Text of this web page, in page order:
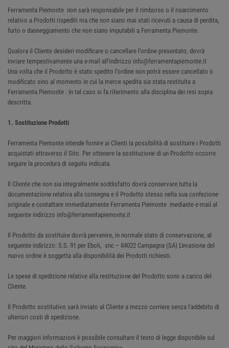
Ferramenta Piemonte non sarà responsabile per il rimborso o il risarcimento
relativo a Prodotti rispediti ma che non siano mai stati ricevuti a causa di perdita,
furto o danneggiamento che non siano imputabili a Ferramenta Piemonte.
Qualora il Cliente desideri modificare o cancellare l'ordine presentato, dovrà
inviare tempestivamente una e-mail all'indirizzo info@ferramentapiemonte.it
Una volta che il Prodotto è stato spedito l'ordine non potrà essere cancellato o
modificato sino al momento in cui la merce spedita sia stata restituita a
Ferramenta Piemonte . In tal caso si fa riferimento alla disciplina dei resi sopra
descritta.
1. Sostituzione Prodotti
Ferramenta Piemonte intende fornire ai Clienti la possibilità di sostituire i Prodotti
acquistati attraverso il Sito. Per ottenere la sostituzione di un Prodotto occorre
seguire la procedura di seguito indicata.
Il Cliente che non sia integralmente soddisfatto dovrà conservare tutta la
documentazione relativa alla consegna e il Prodotto stesso nella sua confezione
originale e contattare immediatamente Ferramenta Piemonte mediante e-mail al
seguente indirizzo info@ferramentapiemonte.it
Il Prodotto da sostituire dovrà pervenire, in normale stato di conservazione, al
seguente indirizzo: S.S. 91 per Eboli, snc – 84022 Campagna (SA) L'evasione del
nuovo ordine è soggetta alla disponibilità dei Prodotti richiesti.
Le spese di spedizione relative alla restituzione del Prodotto sono a carico del
Cliente.
Il Prodotto sostitutivo sarà inviato al Cliente a mezzo corriere senza l'addebito di
ulteriori costi di spedizione.
Per maggiori informazioni è possibile consultare il testo di legge disponibile sul